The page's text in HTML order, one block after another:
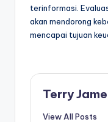
terinformasi.
akan mendorong
mencapai tujuan
Terry
View All Posts